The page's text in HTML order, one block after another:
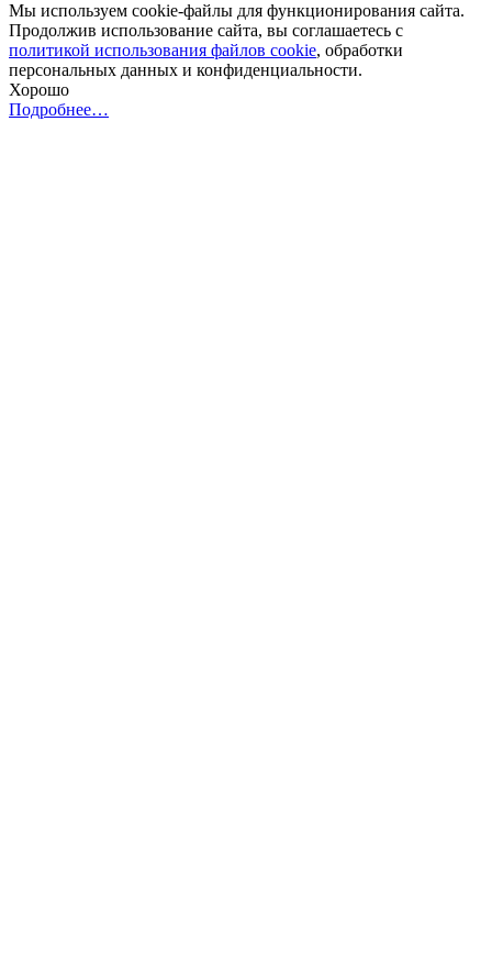
Мы используем cookie-файлы для функционирования сайта.
Продолжив использование сайта, вы соглашаетесь с
политикой использования файлов cookie, обработки
персональных данных и конфиденциальности.
Хорошо
Подробнее…